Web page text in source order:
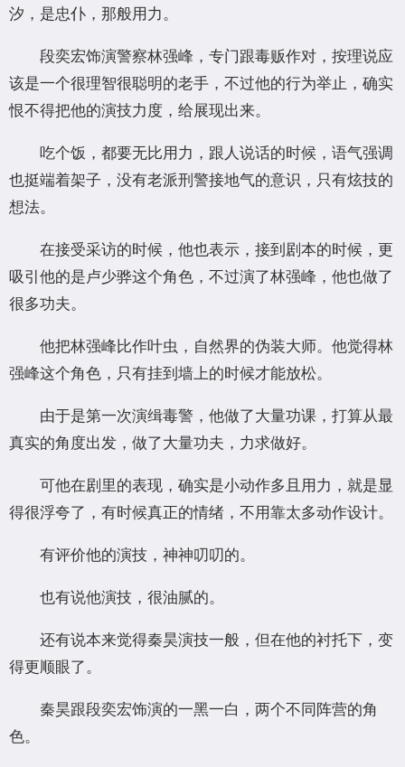
汐，是忠仆，那般用力。
段奕宏饰演警察林强峰，专门跟毒贩作对，按理说应
该是一个很理智很聪明的老手，不过他的行为举止，确实
恨不得把他的演技力度，给展现出来。
吃个饭，都要无比用力，跟人说话的时候，语气强调
也挺端着架子，没有老派刑警接地气的意识，只有炫技的
想法。
在接受采访的时候，他也表示，接到剧本的时候，更
吸引他的是卢少骅这个角色，不过演了林强峰，他也做了
很多功夫。
他把林强峰比作叶虫，自然界的伪装大师。他觉得林
强峰这个角色，只有挂到墙上的时候才能放松。
由于是第一次演缉毒警，他做了大量功课，打算从最
真实的角度出发，做了大量功夫，力求做好。
可他在剧里的表现，确实是小动作多且用力，就是显
得很浮夸了，有时候真正的情绪，不用靠太多动作设计。
有评价他的演技，神神叨叨的。
也有说他演技，很油腻的。
还有说本来觉得秦昊演技一般，但在他的衬托下，变
得更顺眼了。
秦昊跟段奕宏饰演的一黑一白，两个不同阵营的角
色。